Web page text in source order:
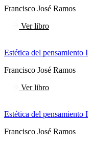
Francisco José Ramos
Ver libro
Estética del pensamiento I
Francisco José Ramos
Ver libro
Estética del pensamiento I
Francisco José Ramos